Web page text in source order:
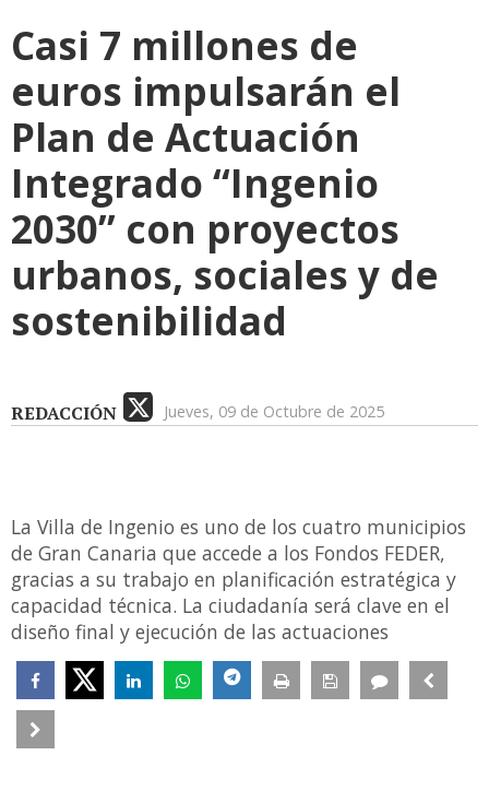
Casi 7 millones de
euros impulsarán el
Plan de Actuación
Integrado “Ingenio
2030” con proyectos
urbanos, sociales y de
sostenibilidad
REDACCIÓN Jueves, 09 de Octubre de 2025
La Villa de Ingenio es uno de los cuatro municipios
de Gran Canaria que accede a los Fondos FEDER,
gracias a su trabajo en planificación estratégica y
capacidad técnica. La ciudadanía será clave en el
diseño final y ejecución de las actuaciones